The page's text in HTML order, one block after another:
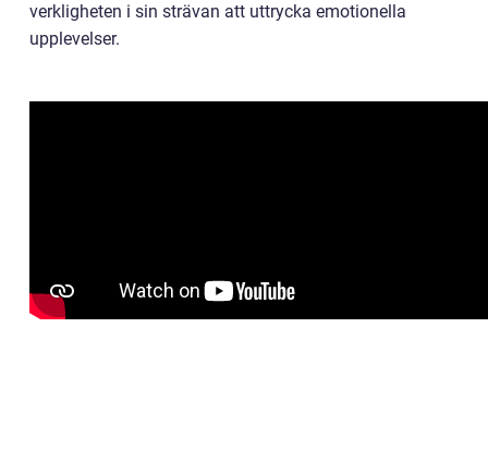
verkligheten i sin strävan att uttrycka emotionella
upplevelser.